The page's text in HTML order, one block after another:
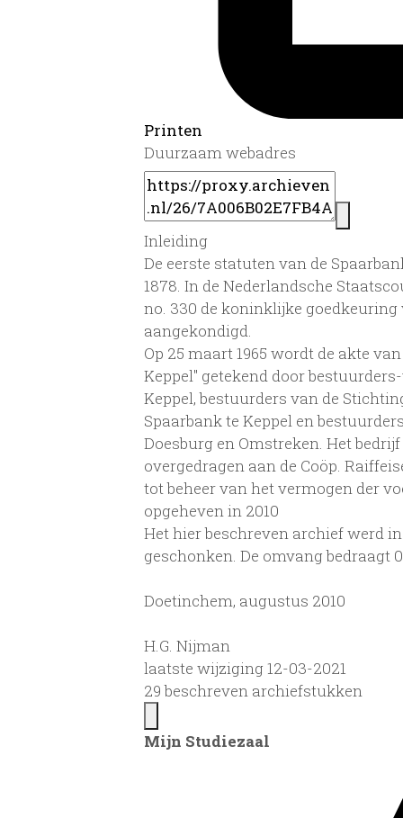
Printen
Duurzaam webadres
Inleiding
De eerste statuten van de
1878. In de Nederlandsche
no. 330 de koninklijke goedkeuring
aangekondigd.
Op 25 maart 1965 wordt de akte
Keppel" getekend door
Keppel, bestuurders van de
Spaarbank te Keppel en
Doesburg en Omstreken. Het
overgedragen aan de Coöp.
tot beheer van het vermogen der
opgeheven in 2010
Het hier beschreven archief werd
geschonken. De omvang bedraagt
Doetinchem, augustus 2010
H.G. Nijman
laatste wijziging 12-03-2021
29 beschreven archiefstukken
Mijn Studiezaal